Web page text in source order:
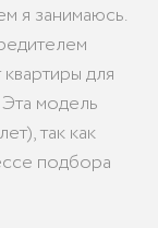
я занимаюсь.
для
модель
так как
подбора